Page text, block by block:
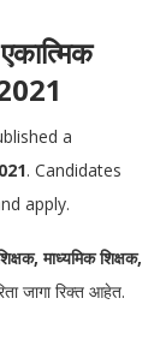
a
. Candidates
apply.
माध्यमिक शिक्षक,
जागा रिक्त आहेत.